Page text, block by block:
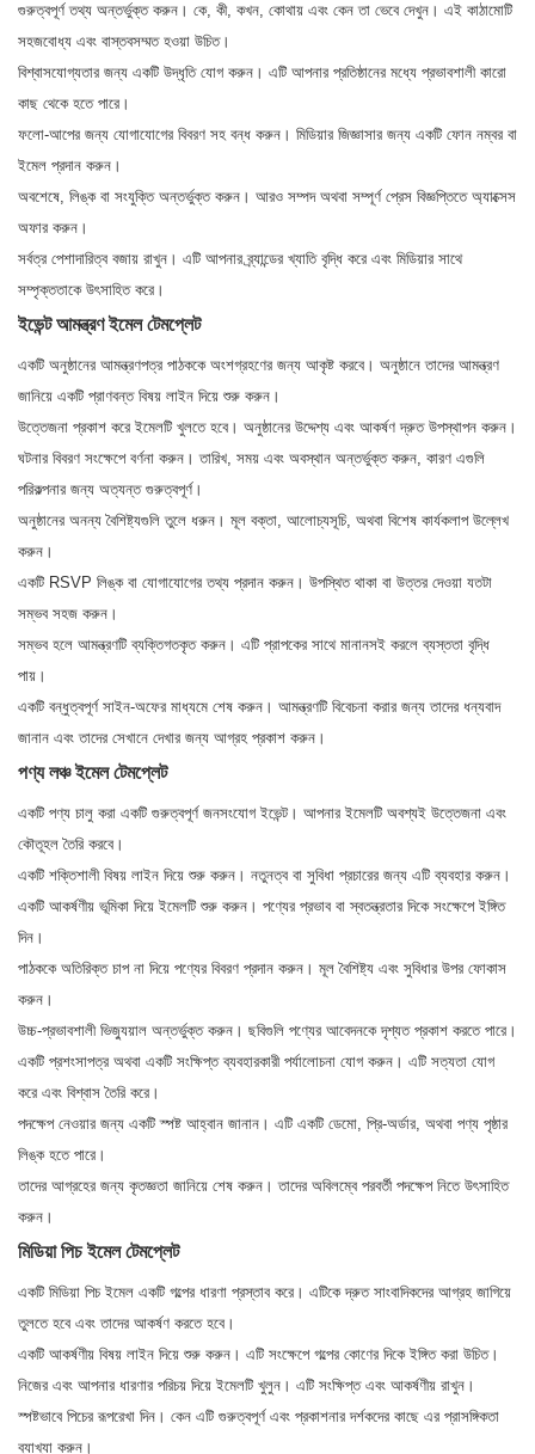
গুরুত্বপূর্ণ তথ্য অন্তর্ভুক্ত করুন। কে, কী, কখন, কোথায় এবং কেন তা ভেবে দেখুন। এই কাঠামোটি
সহজবোধ্য এবং বাস্তবসম্মত হওয়া উচিত।
বিশ্বাসযোগ্যতার জন্য একটি উদ্ধৃতি যোগ করুন। এটি আপনার প্রতিষ্ঠানের মধ্যে প্রভাবশালী কারো
কাছ থেকে হতে পারে।
ফলো-আপের জন্য যোগাযোগের বিবরণ সহ বন্ধ করুন। মিডিয়ার জিজ্ঞাসার জন্য একটি ফোন নম্বর বা
ইমেল প্রদান করুন।
অবশেষে, লিঙ্ক বা সংযুক্তি অন্তর্ভুক্ত করুন। আরও সম্পদ অথবা সম্পূর্ণ প্রেস বিজ্ঞপ্তিতে অ্যাক্সেস
অফার করুন।
সর্বত্র পেশাদারিত্ব বজায় রাখুন। এটি আপনার ব্র্যান্ডের খ্যাতি বৃদ্ধি করে এবং মিডিয়ার সাথে
সম্পৃক্ততাকে উৎসাহিত করে।
ইভেন্ট আমন্ত্রণ ইমেল টেমপ্লেট
একটি অনুষ্ঠানের আমন্ত্রণপত্র পাঠককে অংশগ্রহণের জন্য আকৃষ্ট করবে। অনুষ্ঠানে তাদের আমন্ত্রণ
জানিয়ে একটি প্রাণবন্ত বিষয় লাইন দিয়ে শুরু করুন।
উত্তেজনা প্রকাশ করে ইমেলটি খুলতে হবে। অনুষ্ঠানের উদ্দেশ্য এবং আকর্ষণ দ্রুত উপস্থাপন করুন।
ঘটনার বিবরণ সংক্ষেপে বর্ণনা করুন। তারিখ, সময় এবং অবস্থান অন্তর্ভুক্ত করুন, কারণ এগুলি
পরিকল্পনার জন্য অত্যন্ত গুরুত্বপূর্ণ।
অনুষ্ঠানের অনন্য বৈশিষ্ট্যগুলি তুলে ধরুন। মূল বক্তা, আলোচ্যসূচি, অথবা বিশেষ কার্যকলাপ উল্লেখ
করুন।
একটি RSVP লিঙ্ক বা যোগাযোগের তথ্য প্রদান করুন। উপস্থিত থাকা বা উত্তর দেওয়া যতটা
সম্ভব সহজ করুন।
সম্ভব হলে আমন্ত্রণটি ব্যক্তিগতকৃত করুন। এটি প্রাপকের সাথে মানানসই করলে ব্যস্ততা বৃদ্ধি
পায়।
একটি বন্ধুত্বপূর্ণ সাইন-অফের মাধ্যমে শেষ করুন। আমন্ত্রণটি বিবেচনা করার জন্য তাদের ধন্যবাদ
জানান এবং তাদের সেখানে দেখার জন্য আগ্রহ প্রকাশ করুন।
পণ্য লঞ্চ ইমেল টেমপ্লেট
একটি পণ্য চালু করা একটি গুরুত্বপূর্ণ জনসংযোগ ইভেন্ট। আপনার ইমেলটি অবশ্যই উত্তেজনা এবং
কৌতূহল তৈরি করবে।
একটি শক্তিশালী বিষয় লাইন দিয়ে শুরু করুন। নতুনত্ব বা সুবিধা প্রচারের জন্য এটি ব্যবহার করুন।
একটি আকর্ষণীয় ভূমিকা দিয়ে ইমেলটি শুরু করুন। পণ্যের প্রভাব বা স্বতন্ত্রতার দিকে সংক্ষেপে ইঙ্গিত
দিন।
পাঠককে অতিরিক্ত চাপ না দিয়ে পণ্যের বিবরণ প্রদান করুন। মূল বৈশিষ্ট্য এবং সুবিধার উপর ফোকাস
করুন।
উচ্চ-প্রভাবশালী ভিজ্যুয়াল অন্তর্ভুক্ত করুন। ছবিগুলি পণ্যের আবেদনকে দৃশ্যত প্রকাশ করতে পারে।
একটি প্রশংসাপত্র অথবা একটি সংক্ষিপ্ত ব্যবহারকারী পর্যালোচনা যোগ করুন। এটি সত্যতা যোগ
করে এবং বিশ্বাস তৈরি করে।
পদক্ষেপ নেওয়ার জন্য একটি স্পষ্ট আহ্বান জানান। এটি একটি ডেমো, প্রি-অর্ডার, অথবা পণ্য পৃষ্ঠার
লিঙ্ক হতে পারে।
তাদের আগ্রহের জন্য কৃতজ্ঞতা জানিয়ে শেষ করুন। তাদের অবিলম্বে পরবর্তী পদক্ষেপ নিতে উৎসাহিত
করুন।
মিডিয়া পিচ ইমেল টেমপ্লেট
একটি মিডিয়া পিচ ইমেল একটি গল্পের ধারণা প্রস্তাব করে। এটিকে দ্রুত সাংবাদিকদের আগ্রহ জাগিয়ে
তুলতে হবে এবং তাদের আকর্ষণ করতে হবে।
একটি আকর্ষণীয় বিষয় লাইন দিয়ে শুরু করুন। এটি সংক্ষেপে গল্পের কোণের দিকে ইঙ্গিত করা উচিত।
নিজের এবং আপনার ধারণার পরিচয় দিয়ে ইমেলটি খুলুন। এটি সংক্ষিপ্ত এবং আকর্ষণীয় রাখুন।
স্পষ্টভাবে পিচের রূপরেখা দিন। কেন এটি গুরুত্বপূর্ণ এবং প্রকাশনার দর্শকদের কাছে এর প্রাসঙ্গিকতা
ব্যাখ্যা করুন।